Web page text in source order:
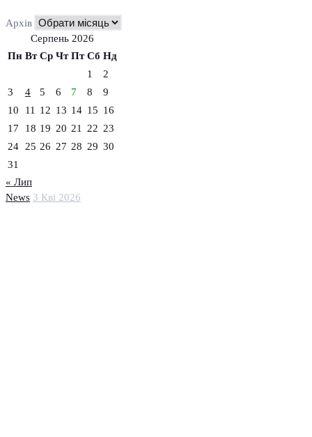
News 3 Кві 2026
Архів
Серпень 2026
Пн Вт Ср Чт Пт Сб Нд
1
2
3
4 5 6 7 8
9
10
11 12 13 14 15 16
17
18 19 20 21 22 23
24
25 26 27 28 29 30
31
« Лип